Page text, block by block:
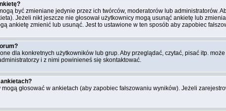
być zmieniane jedynie przez ich twórców, moderatorów lub administratorów.
Jeżeli nikt jeszcze nie głosował użytkownicy mogą usunąć ankietę lub
ankietę zmienić lub usunąć. Jest to ustawione w ten sposób aby zapobiec
dla konkretnych użytkowników lub grup. Aby przeglądać, czytać, pisać itp.
i z nimi powinieneś się skontaktować.
ankietach?
głosować w ankietach (aby zapobiec fałszowaniu wyników). Jeżeli